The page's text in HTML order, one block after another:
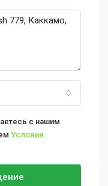
с нашим
Условия